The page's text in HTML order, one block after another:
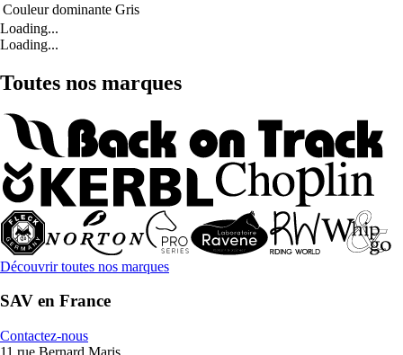
Couleur dominante Gris
Loading...
Loading...
Toutes nos marques
Découvrir toutes nos marques
SAV en France
Contactez-nous
11 rue Bernard Maris